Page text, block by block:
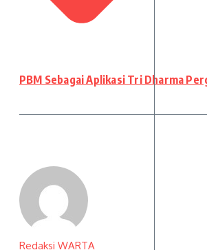
PBM Sebagai Aplikasi Tri Dharma
Redaksi WARTA